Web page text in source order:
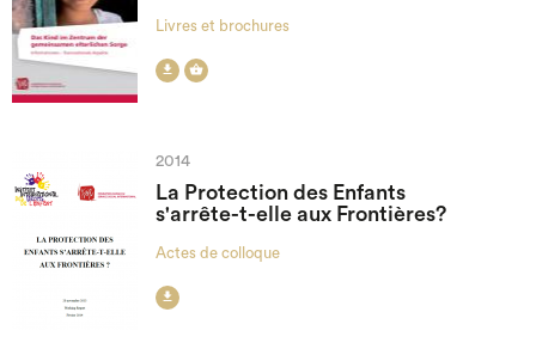
Livres et brochures
 
2014
La Protection des Enfants
s'arrête-t-elle aux Frontières?
Actes de colloque
